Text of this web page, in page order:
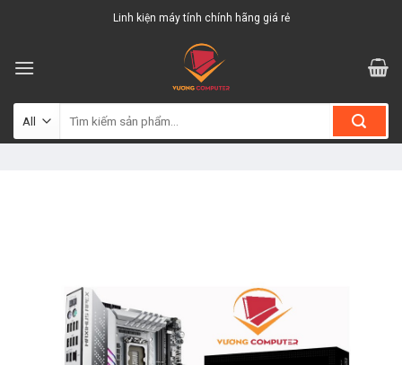
Linh kiện máy tính chính hãng giá rẻ
kiếm: